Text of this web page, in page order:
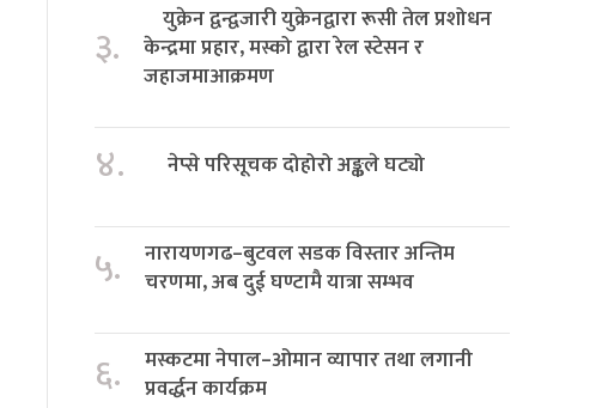
३.
युक्रेन द्वन्द्वजारी युक्रेनद्वारा रूसी तेल प्रशोधन
केन्द्रमा प्रहार, मस्को द्वारा रेल स्टेसन र
जहाजमाआक्रमण
४. नेप्से परिसूचक दोहोरो अङ्कले घट्यो
५.
नारायणगढ–बुटवल सडक विस्तार अन्तिम
चरणमा, अब दुई घण्टामै यात्रा सम्भव
६.
मस्कटमा नेपाल–ओमान व्यापार तथा लगानी
प्रवर्द्धन कार्यक्रम